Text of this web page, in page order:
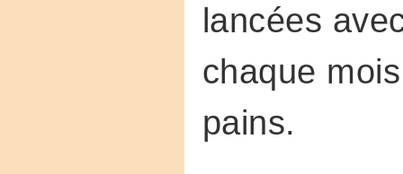
lancées
chaque
pains.